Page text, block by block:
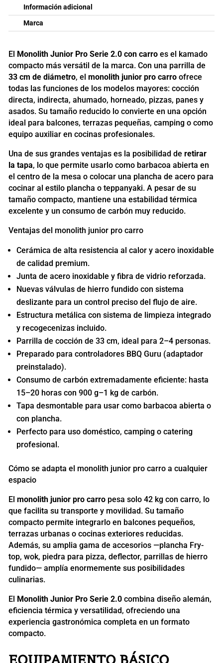
Información adicional
Marca
El Monolith Junior Pro Serie 2.0 con carroes el kamado
compacto más versátil de la marca. Con una parrilla de
33 cm de diámetro, el monolith junior pro carroofrece
todas las funciones de los modelos mayores: cocción
directa, indirecta, ahumado, horneado, pizzas, panes y
asados. Su tamaño reducido lo convierte en una opción
ideal para balcones, terrazas pequeñas, camping o como
equipo auxiliar en cocinas profesionales.
Una de sus grandes ventajas es la posibilidad de retirar
la tapa, lo que permite usarlo como barbacoa abierta en
el centro de la mesa o colocar una plancha de acero para
cocinar al estilo plancha o teppanyaki. A pesar de su
tamaño compacto, mantiene una estabilidad térmica
excelente y un consumo de carbón muy reducido.
Ventajas del monolith junior pro carro
Cerámica de alta resistencia al calor y acero inoxidable
de calidad premium.
Junta de acero inoxidable y fibra de vidrio reforzada.
Nuevas válvulas de hierro fundido con sistema
deslizante para un control preciso del flujo de aire.
Estructura metálica con sistema de limpieza integrado
y recogecenizas incluido.
Parrilla de cocción de 33 cm, ideal para 2–4 personas.
Preparado para controladores BBQ Guru (adaptador
preinstalado).
Consumo de carbón extremadamente eficiente: hasta
15–20 horas con 900 g–1 kg de carbón.
Tapa desmontable para usar como barbacoa abierta o
con plancha.
Perfecto para uso doméstico, camping o catering
profesional.
Cómo se adapta el monolith junior pro carro a cualquier
espacio
El monolith junior pro carropesa solo 42 kg con carro, lo
que facilita su transporte y movilidad. Su tamaño
compacto permite integrarlo en balcones pequeños,
terrazas urbanas o cocinas exteriores reducidas.
Además, su amplia gama de accesorios —plancha Fry-
top, wok, piedra para pizza, deflector, parrillas de hierro
fundido— amplía enormemente sus posibilidades
culinarias.
El Monolith Junior Pro Serie 2.0combina diseño alemán,
eficiencia térmica y versatilidad, ofreciendo una
experiencia gastronómica completa en un formato
compacto.
EQUIPAMIENTO BÁSICO